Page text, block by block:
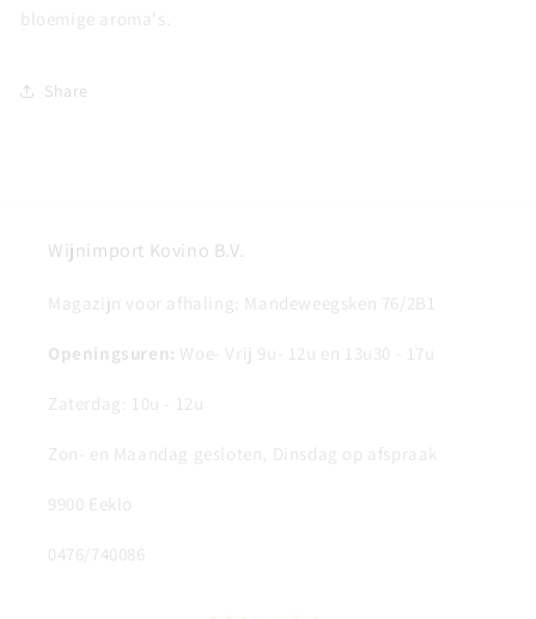
bloemige aroma's.
Share
Wijnimport Kovino B.V.
Magazijn voor afhaling: Mandeweegsken 76/2B1
Openingsuren: Woe- Vrij 9u- 12u en 13u30 - 17u
Zaterdag: 10u - 12u
Zon- en Maandag gesloten, Dinsdag op afspraak
9900 Eeklo
0476/740086